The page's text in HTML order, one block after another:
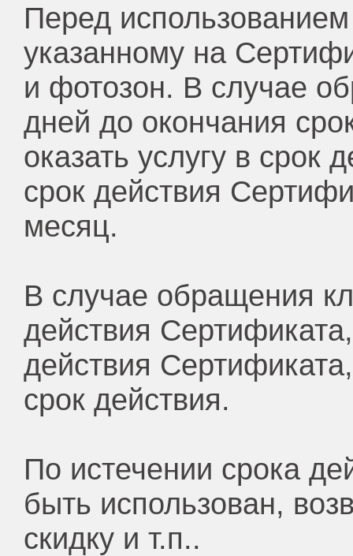
Перед
указанному на
и фотозон. В случае
дней до окончания
оказать услугу в
срок действия
месяц.
В случае обращения
действия
действия
срок действия.
По истечении срока
быть использован,
скидку и т.п..